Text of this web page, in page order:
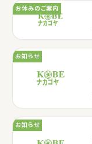
カテゴリ：
お休みのご案内
カテゴリ：
お知らせ
カテゴリ：
お知らせ